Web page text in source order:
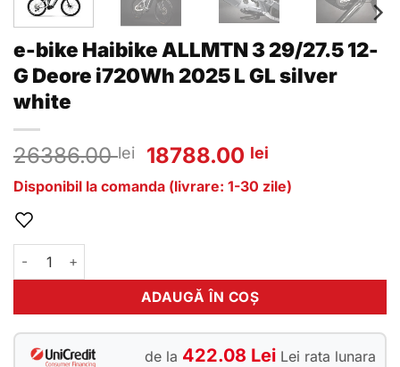
e-bike Haibike ALLMTN 3 29/27.5 12-
G Deore i720Wh 2025 L GL silver
white
26386.00lei
Prețul
inițial
a
18788.00 lei
curent
este:
Disponibil la comanda (livrare: 1-30 zile)
Cantitate e-bike Haibike ALLMTN 3 29/27.5 12-G Deore
ADAUGĂ ÎN COȘ
de la 422.08 Lei Lei rata lunara